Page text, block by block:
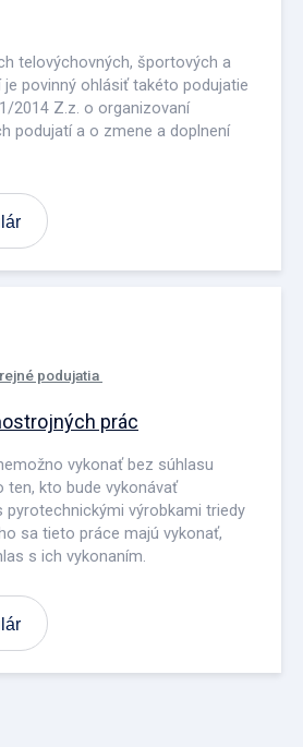
telovýchovných, športových a
povinný ohlásiť takéto podujatie
2014 Z.z. o organizovaní
podujatí a o zmene a doplnení
podujatia
prác
vykonať bez súhlasu
ten, kto bude vykonávať
výrobkami triedy
sa tieto práce majú vykonať,
s ich vykonaním.